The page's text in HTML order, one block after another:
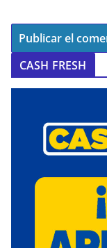
CASH FRESH